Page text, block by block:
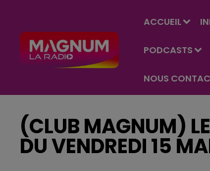
ACCUEIL
PODCASTS
NOUS
(CLUB MAGNUM)
DU VENDREDI 15